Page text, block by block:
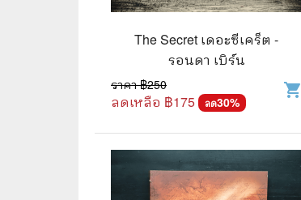
The Secret เดอะซีเคร็ต -
รอนดา เบิร์น
ราคา ฿250
ลดเหลือ ฿175 ลด30%
shopping_cart
🔍 สืบสวน สอบสวน
⚔️ แอ็คชั่น ต่อสู้
😀 ตลก สนุกสนาน
นิยาย วรรณกรรม